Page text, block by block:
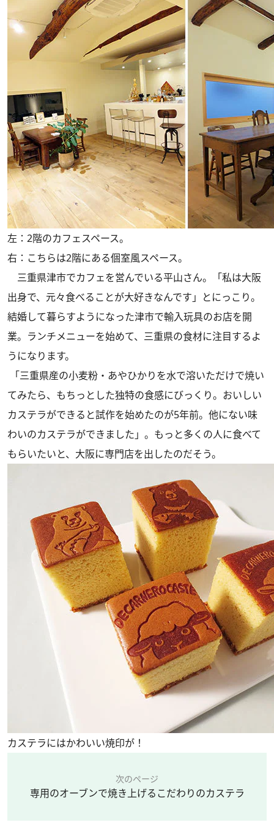
左：2階のカフェスペース。
右：こちらは2階にある個室風スペース。
三重県津市でカフェを営んでいる平山さん。「私は大阪
出身で、元々食べることが大好きなんです」とにっこり。
結婚して暮らすようになった津市で輸入玩具のお店を開
業。ランチメニューを始めて、三重県の食材に注目するよ
うになります。
「三重県産の小麦粉・あやひかりを水で溶いただけで焼い
てみたら、もちっとした独特の食感にびっくり。おいしい
カステラができると試作を始めたのが5年前。他にない味
わいのカステラができました」。もっと多くの人に食べて
もらいたいと、大阪に専門店を出したのだそう。
カステラにはかわいい焼印が！
次のページ
専用のオーブンで焼き上げるこだわりのカステラ